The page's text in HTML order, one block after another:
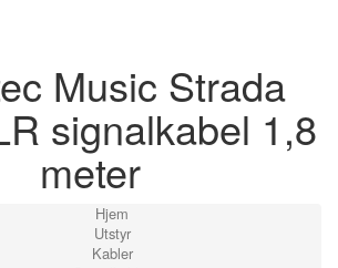
Music Strada
signalkabel 1,8
meter
Hjem
Utstyr
Kabler